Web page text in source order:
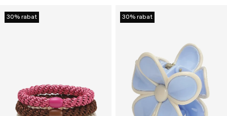
30% rabat 30% rabat